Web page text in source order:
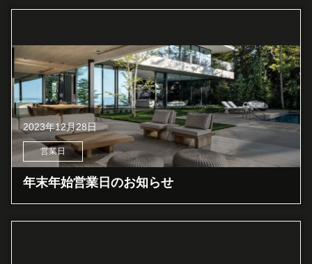
2023年12月28日
営業日
年末年始営業日のお知らせ